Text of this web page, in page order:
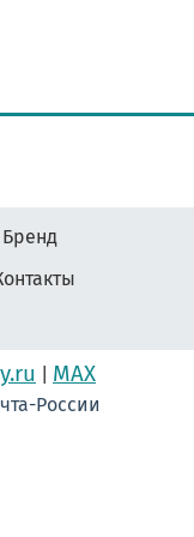
Бренд
MAX
России
#Первоклассникам